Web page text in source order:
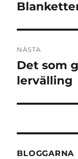
Föregående
NÄSTA
Nästa
inlägg:
Det som
lervälling
BLOGGARNA